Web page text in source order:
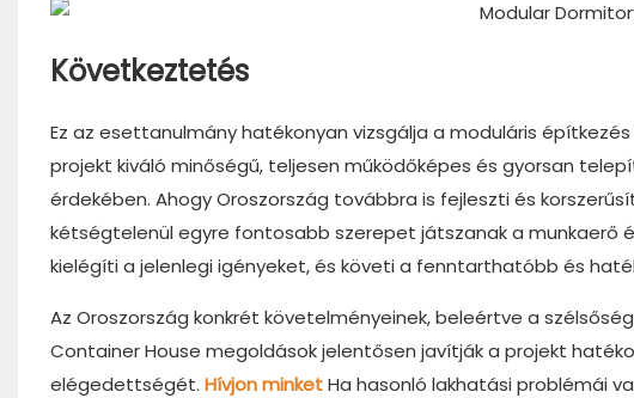
Következtetés
Ez az esettanulmány hatékonyan vizsgálja a moduláris
projekt kiváló minőségű, teljesen működőképes és gyorsan
érdekében. Ahogy Oroszország továbbra is fejleszti és
kétségtelenül egyre fontosabb szerepet játszanak a munkaerő
kielégíti a jelenlegi igényeket, és követi a fenntarthatóbb és
Az Oroszország konkrét követelményeinek, beleértve a
Container House megoldások jelentősen javítják a projekt
elégedettségét. Hívjon minketHa hasonló lakhatási problémái